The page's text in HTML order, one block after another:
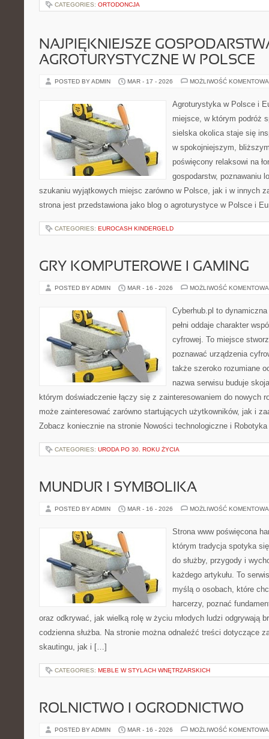
CATEGORIES: ORTODONCJA
NAJPIĘKNIEJSZE
AGROTURYSTYCZNE W POLSCE
POSTED BY ADMIN MAR - 17 - 2026 MOŻLIWOŚĆ
Agroturystyka w Polsce i
miejsce, w którym podróż
sielska okolica staje się
w spokojniejszym,
poświęcony relaksowi na
gospodarstw, poznawaniu
szukaniu wyjątkowych miejsc zarówno w Polsce, jak i w innych
strona jest przedstawiona jako blog o agroturystyce w Polsce i
CATEGORIES: EUROCASH KINDERGELD
GRY KOMPUTEROWE I GAMING
POSTED BY ADMIN MAR - 16 - 2026 MOŻLIWOŚĆ
Cyberhub.pl to
pełni oddaje charakter
cyfrowej. To miejsce
poznawać urządzenia
także szeroko rozumiane
nazwa serwisu buduje
którym doświadczenie łączy się z zainteresowaniem do nowych
może zainteresować zarówno startujących użytkowników, jak i
Zobacz koniecznie na stronie Nowości technologiczne i
CATEGORIES: URODA PO 30. ROKU ŻYCIA
MUNDUR I SYMBOLIKA
POSTED BY ADMIN MAR - 16 - 2026 MOŻLIWOŚĆ
Strona www poświęcona
którym tradycja spotyka
do służby, przygody i
każdego artykułu. To
myślą o osobach, które
harcerzy, poznać
oraz odkrywać, jak wielką rolę w życiu młodych ludzi odgrywają
codzienna służba. Na stronie można odnaleźć treści dotyczące
skautingu, jak i […]
CATEGORIES: MEBLE W STYLACH WNĘTRZARSKICH
ROLNICTWO I OGRODNICTWO
POSTED BY ADMIN MAR - 16 - 2026 MOŻLIWOŚĆ